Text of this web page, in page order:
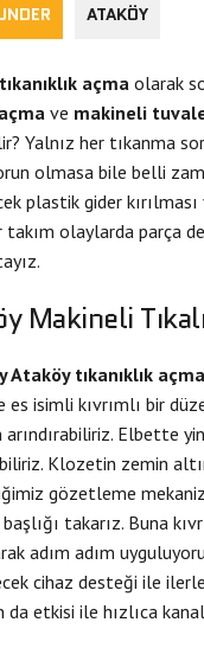
ATAKÖY
açma olarak
ve makineli
Yalnız her tıkanma
olmasa bile belli
plastik gider
takım olaylarda parça
Makineli
Ataköy tıkanıklık açma
es isimli kıvrımlı bir
arındırabiliriz. Elbette
Klozetin zemin
gözetleme
takarız. Buna
adım adım
cihaz desteği ile
da etkisi ile hızlıca